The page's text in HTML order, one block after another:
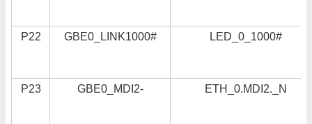
P22 GBE0_LINK1000# LED_0_1000#
P23 GBE0_MDI2- ETH_0.MDI2._N